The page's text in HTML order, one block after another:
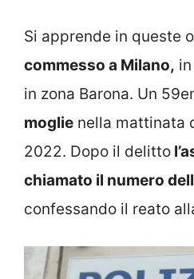
Si apprende in queste
commesso a Milano,
in zona Barona. Un
moglie nella mattinata
2022. Dopo il delitto
chiamato il numero
confessando il reato